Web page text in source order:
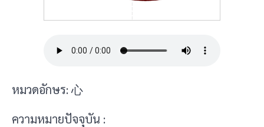
หมวดอักษร: 心
ความหมายปัจจุบัน :